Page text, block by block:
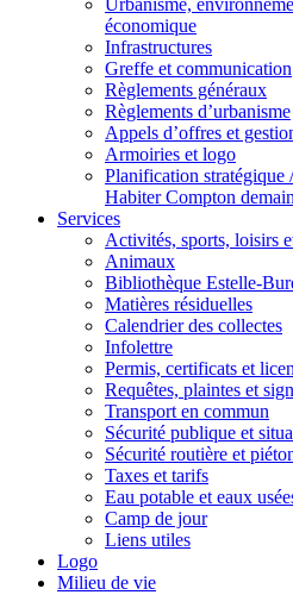
économique
Infrastructures
Greffe et communication
Règlements généraux
Règlements d’urbanisme
Appels d’offres et
Armoiries et logo
Planification
Habiter Compton demain
Services
Activités, sports, loisirs
Animaux
Bibliothèque Estelle-
Matières résiduelles
Calendrier des collectes
Infolettre
Permis, certificats et
Requêtes, plaintes et
Transport en commun
Sécurité publique et
Sécurité routière et
Taxes et tarifs
Eau potable et eaux
Camp de jour
Liens utiles
Logo
Milieu de vie